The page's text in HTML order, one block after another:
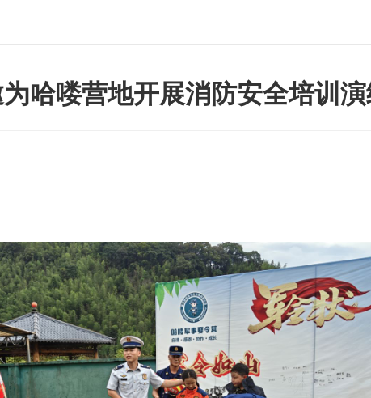
哈喽营地开展消防安全培训